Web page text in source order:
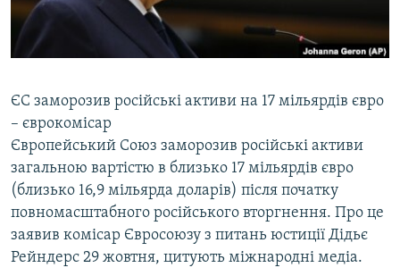
ВІДЕОУРОКИ «ELIFBE»
СВІДЧЕННЯ ОКУПАЦІЇ
ІНФОГРАФІКА
Русский
Qırımtatar
ДОЛУЧАЙСЯ!
Усі сайти RFE/RL
ЄС заморозив російські активи на 17 мільярдів євро
– єврокомісар
Європейський Союз заморозив російські активи
загальною вартістю в близько 17 мільярдів євро
(близько 16,9 мільярда доларів) після початку
повномасштабного російського вторгнення. Про це
заявив комісар Євросоюзу з питань юстиції Дідьє
Рейндерс 29 жовтня, цитують міжнародні медіа.